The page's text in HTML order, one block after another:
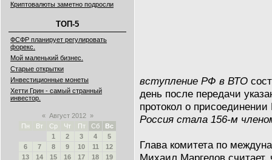
Криптовалюты заметно подросли
ТОП-5
ФСФР планирует регулировать
форекс.
Мой маленький бизнес.
Старые открытки
Инвестиционные монеты
Хетти Грин - самый странный
инвестор.
« Август 2012 »
Пн
Вт Ср Чт Пт Сб
Вс
1
2 3 4
5
6
7 8 9 10 11
12
13
14 15 16 17 18
19
вступление РФ в ВТО
день после передачи
протокол о
Россия стала 156-м
Глава комитета по
Михаил Маргелов считает,